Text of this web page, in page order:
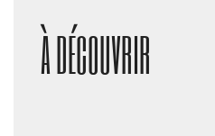
À DÉCOUVRIR